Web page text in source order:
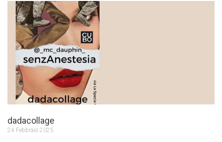
dadacollage
24 Febbraio 2025